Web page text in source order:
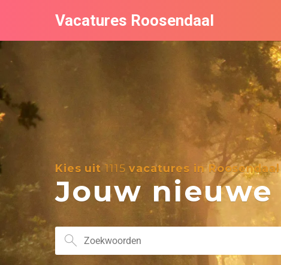
Vacatures Roosendaal
Kies uit 1115 vacatures in Roosendaal
Jouw